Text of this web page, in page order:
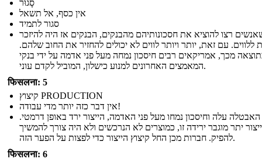
סָגוּר
אין כסף, אל תשאל
סגור לתמיד
רצו להוציא את חסכונותיהם מהבנקים, הבנקים אז היה להיזכר
ללווים. עם זאת, יותר ויותר לווים לא יכולים להחזיר את החוב שלהם.
מכך, אמריקאים רבים חיסכון נמחה מעל פני אדמה על ידי בנקי
המאמצים האחרונים למנוע כישלון, המוביל לקדם עוני.
फिसलना: 5
קיצוץ PRODUCTION
אין דבר כזה יותר מדי עבודה!
האבטלה עלה וחיסכון נמחו מעל פני האדמה, הייצור ירד באופן דרמטי.
ייצור יתר מוגבר ירידה זו, כמוצרים לא הנרכשים ולא היה צורך להמשיך
להפיק. חברות מכן החל קיצוץ הייצור כדי לפצות על הפער הזה.
फिसलना: 6